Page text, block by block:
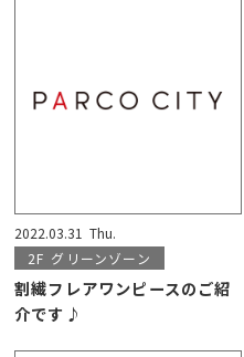
2022.03.31 Thu.
2F グリーンゾーン
割繊フレアワンピースのご紹
介です♪